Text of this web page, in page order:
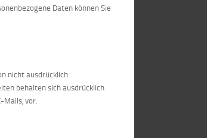
Daten können Sie
nicht ausdrücklich
behalten sich ausdrücklich
Mails, vor.